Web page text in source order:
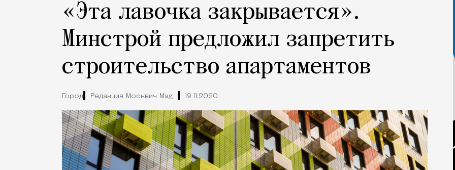
«Эта лавочка закрывается».
Минстрой предложил запретить
строительство апартаментов
Город Редакция Москвич Mag 19.11.2020